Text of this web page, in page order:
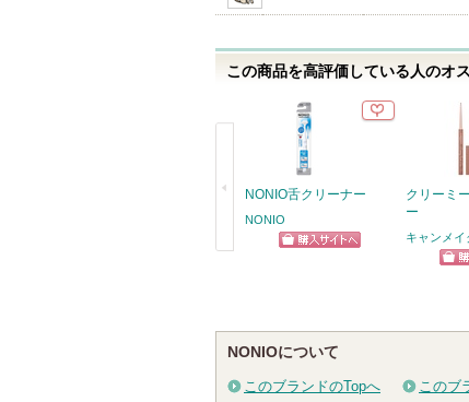
この商品を高評価している人のオ
NONIO舌クリーナー
NONIO
クリーミ
ー
キャンメイ
NONIOについて
このブランドのTopへ このブ